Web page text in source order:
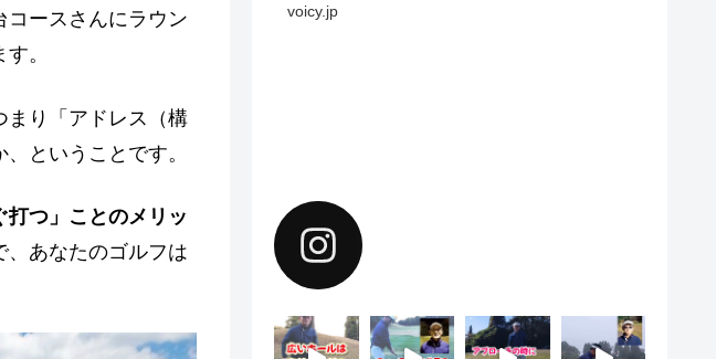
コースさんにラウン
。
まり「アドレス（構
ということです。
打つ」ことのメリッ
、あなたのゴルフは
voicy.jp